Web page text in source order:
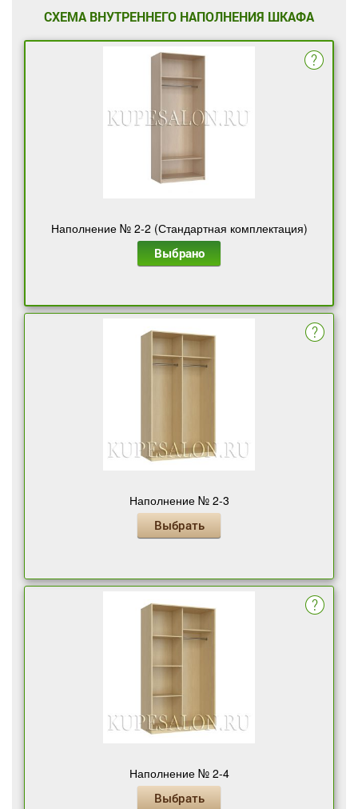
СХЕМА ВНУТРЕННЕГО НАПОЛНЕНИЯ ШКАФА
Наполнение № 2-2 (Стандартная комплектация)
Выбрано
Наполнение № 2-3
Выбрать
Наполнение № 2-4
Выбрать